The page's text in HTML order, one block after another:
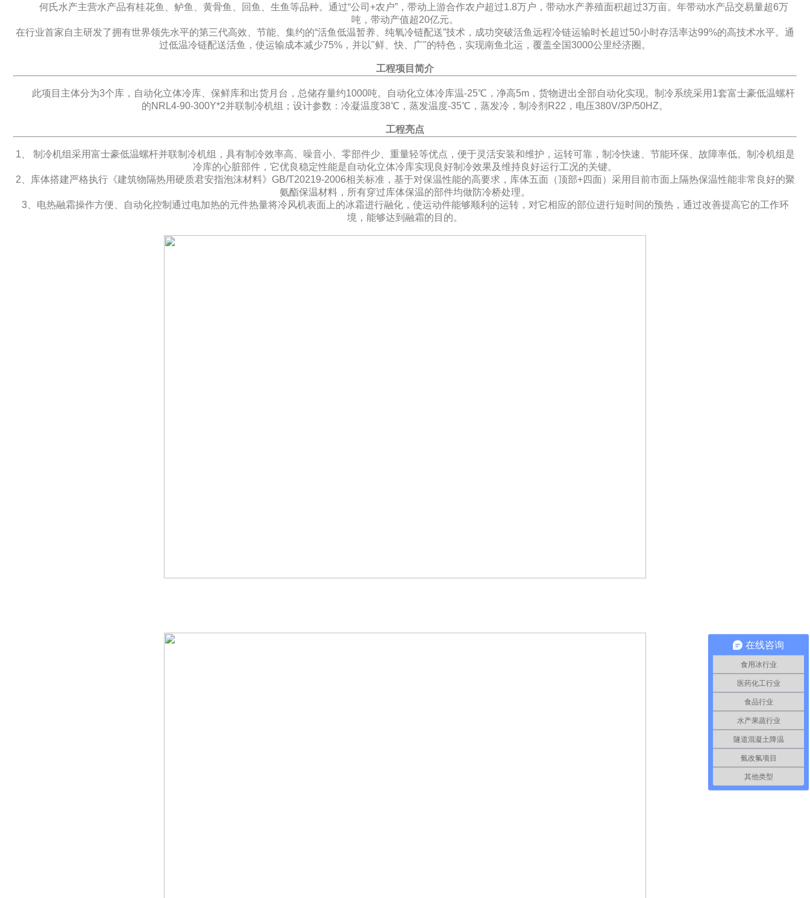
何氏水产主营水产品有桂花鱼、鲈鱼、黄骨鱼、回鱼、生鱼等品种。通过“公司+农户”，带动上游合作农户超过1.8万户，带动水产养殖面积超过3万亩。年带动水产品交易量超6万
吨，带动产值超20亿元。
在行业首家自主研发了拥有世界领先水平的第三代高效、节能、集约的“活鱼低温暂养、纯氧冷链配送”技术，成功突破活鱼远程冷链运输时长超过50小时存活率达99%的高技术水平。通
过低温冷链配送活鱼，使运输成本减少75%，并以"鲜、快、广"的特色，实现南鱼北运，覆盖全国3000公里经济圈。
工程项目简介
此项目主体分为3个库，自动化立体冷库、保鲜库和出货月台，总储存量约1000吨。自动化立体冷库温-25℃，净高5m，货物进出全部自动化实现。制冷系统采用1套富士豪低温螺杆
的NRL4-90-300Y*2并联制冷机组；设计参数：冷凝温度38℃，蒸发温度-35℃，蒸发冷，制冷剂R22，电压380V/3P/50HZ。
工程亮点
1、 制冷机组采用富士豪低温螺杆并联制冷机组，具有制冷效率高、噪音小、零部件少、重量轻等优点，便于灵活安装和维护，运转可靠，制冷快速、节能环保、故障率低。制冷机组是
冷库的心脏部件，它优良稳定性能是自动化立体冷库实现良好制冷效果及维持良好运行工况的关键。
2、库体搭建严格执行《建筑物隔热用硬质君安指泡沫材料》GB/T20219-2006相关标准，基于对保温性能的高要求，库体五面（顶部+四面）采用目前市面上隔热保温性能非常良好的聚
氨酯保温材料，所有穿过库体保温的部件均做防冷桥处理。
3、电热融霜操作方便、自动化控制通过电加热的元件热量将冷风机表面上的冰霜进行融化，使运动件能够顺利的运转，对它相应的部位进行短时间的预热，通过改善提高它的工作环
境，能够达到融霜的目的。
在线咨询
食用冰行业
医药化工行业
食品行业
水产果蔬行业
隧道混凝土降温
氨改氟项目
其他类型